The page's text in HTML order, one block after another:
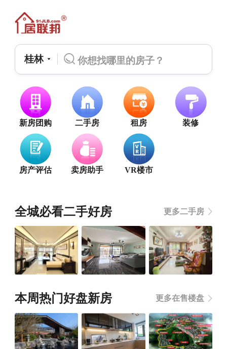
桂林
新房团购 二手房 租房 装修
房产评估 卖房助手 VR楼市
全城必看二手好房 更多二手房
本周热门好盘新房 更多在售楼盘